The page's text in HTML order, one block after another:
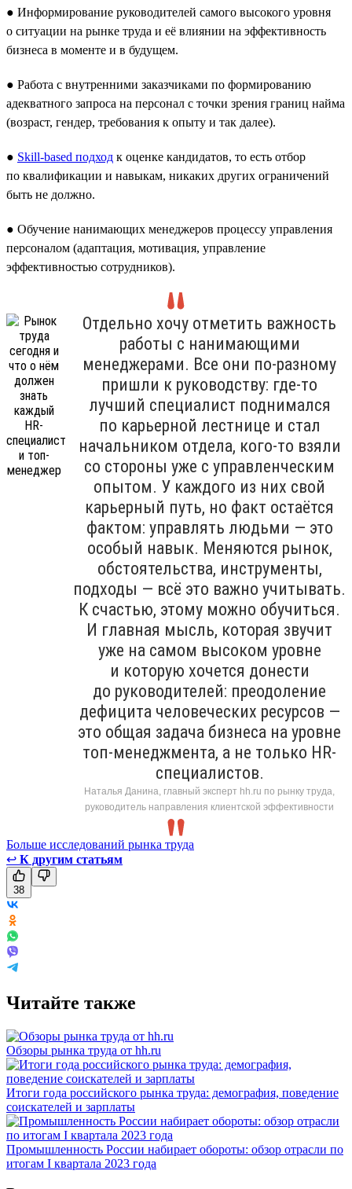
● Информирование руководителей самого высокого уровня
о ситуации на рынке труда и её влиянии на эффективность
бизнеса в моменте и в будущем.
● Работа с внутренними заказчиками по формированию
адекватного запроса на персонал с точки зрения границ найма
(возраст, гендер, требования к опыту и так далее).
● Skill-based подход к оценке кандидатов, то есть отбор
по квалификации и навыкам, никаких других ограничений
быть не должно.
● Обучение нанимающих менеджеров процессу управления
персоналом (адаптация, мотивация, управление
эффективностью сотрудников).
Отдельно хочу отметить важность
работы с нанимающими
менеджерами. Все они по-разному
пришли к руководству: где-то
лучший специалист поднимался
по карьерной лестнице и стал
начальником отдела, кого-то взяли
со стороны уже с управленческим
опытом. У каждого из них свой
карьерный путь, но факт остаётся
фактом: управлять людьми — это
особый навык. Меняются рынок,
обстоятельства, инструменты,
подходы — всё это важно учитывать.
К счастью, этому можно обучиться.
И главная мысль, которая звучит
уже на самом высоком уровне
и которую хочется донести
до руководителей: преодоление
дефицита человеческих ресурсов —
это общая задача бизнеса на уровне
топ-менеджмента, а не только HR-
специалистов.
Наталья Данина, главный эксперт hh.ru по рынку труда,
руководитель направления клиентской эффективности
Больше исследований рынка труда
↩ К другим статьям
38
Читайте также
Обзоры рынка труда от hh.ru
Итоги года российского рынка труда: демография, поведение
соискателей и зарплаты
Промышленность России набирает обороты: обзор отрасли по
итогам I квартала 2023 года